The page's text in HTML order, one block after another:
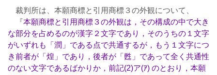
裁判所は、本願商標と引用商標３の外観について、
『本願商標と引用商標３の外観は，その構成の中で大き
な部分を占めるのが漢字２文字であり，そのうちの１文字
がいずれも「潤」である点で共通するが，もう１文字につ
き前者が「煌」であり，後者が「甦」であって全く共通性
のない文字であるばかりか，前記(2)ア(ｱ) のとおり，本願